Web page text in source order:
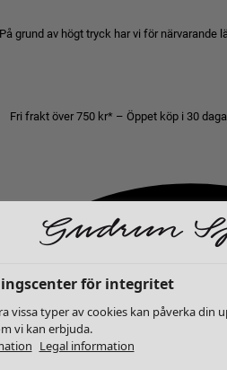
grund av högt tryck har vi för närvarande
Fri frakt över 750 kr* – Öppet köp i 30
för integritet
vissa typer av cookies kan påverka din
vi kan erbjuda.
Legal information